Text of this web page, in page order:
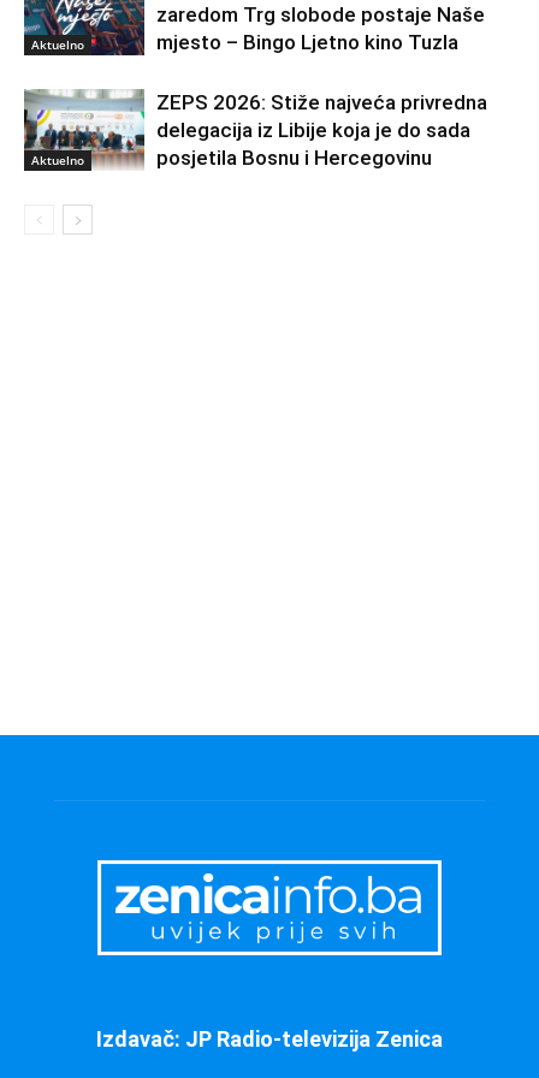
Aktuelno
zaredom Trg slobode postaje Naše
mjesto – Bingo Ljetno kino Tuzla
Aktuelno
ZEPS 2026: Stiže najveća privredna
delegacija iz Libije koja je do sada
posjetila Bosnu i Hercegovinu
Izdavač: JP Radio-televizija Zenica